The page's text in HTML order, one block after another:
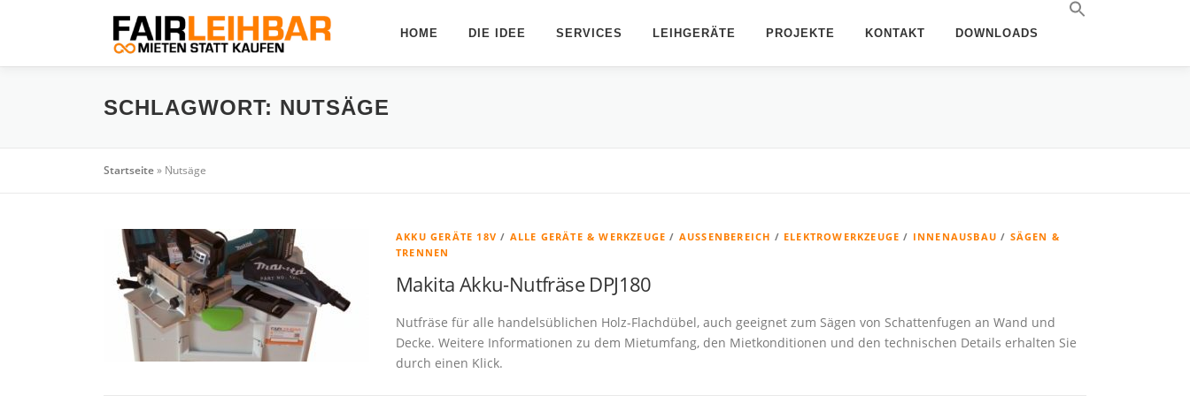
HOME DIE IDEE SERVICES LEIHGERÄTE PROJEKTE KONTAKT DOWNLOADS
SCHLAGWORT: NUTSÄGE
Startseite» Nutsäge
AKKU GERÄTE 18V / ALLE GERÄTE & WERKZEUGE / AUSSENBEREICH / ELEKTROWERKZEUGE / INNENAUSBAU / SÄGEN &
TRENNEN
Makita Akku-Nutfräse DPJ180
Nutfräse für alle handelsüblichen Holz-Flachdübel, auch geeignet zum Sägen von Schattenfugen an Wand und
Decke. Weitere Informationen zu dem Mietumfang, den Mietkonditionen und den technischen Details erhalten Sie
durch einen Klick.